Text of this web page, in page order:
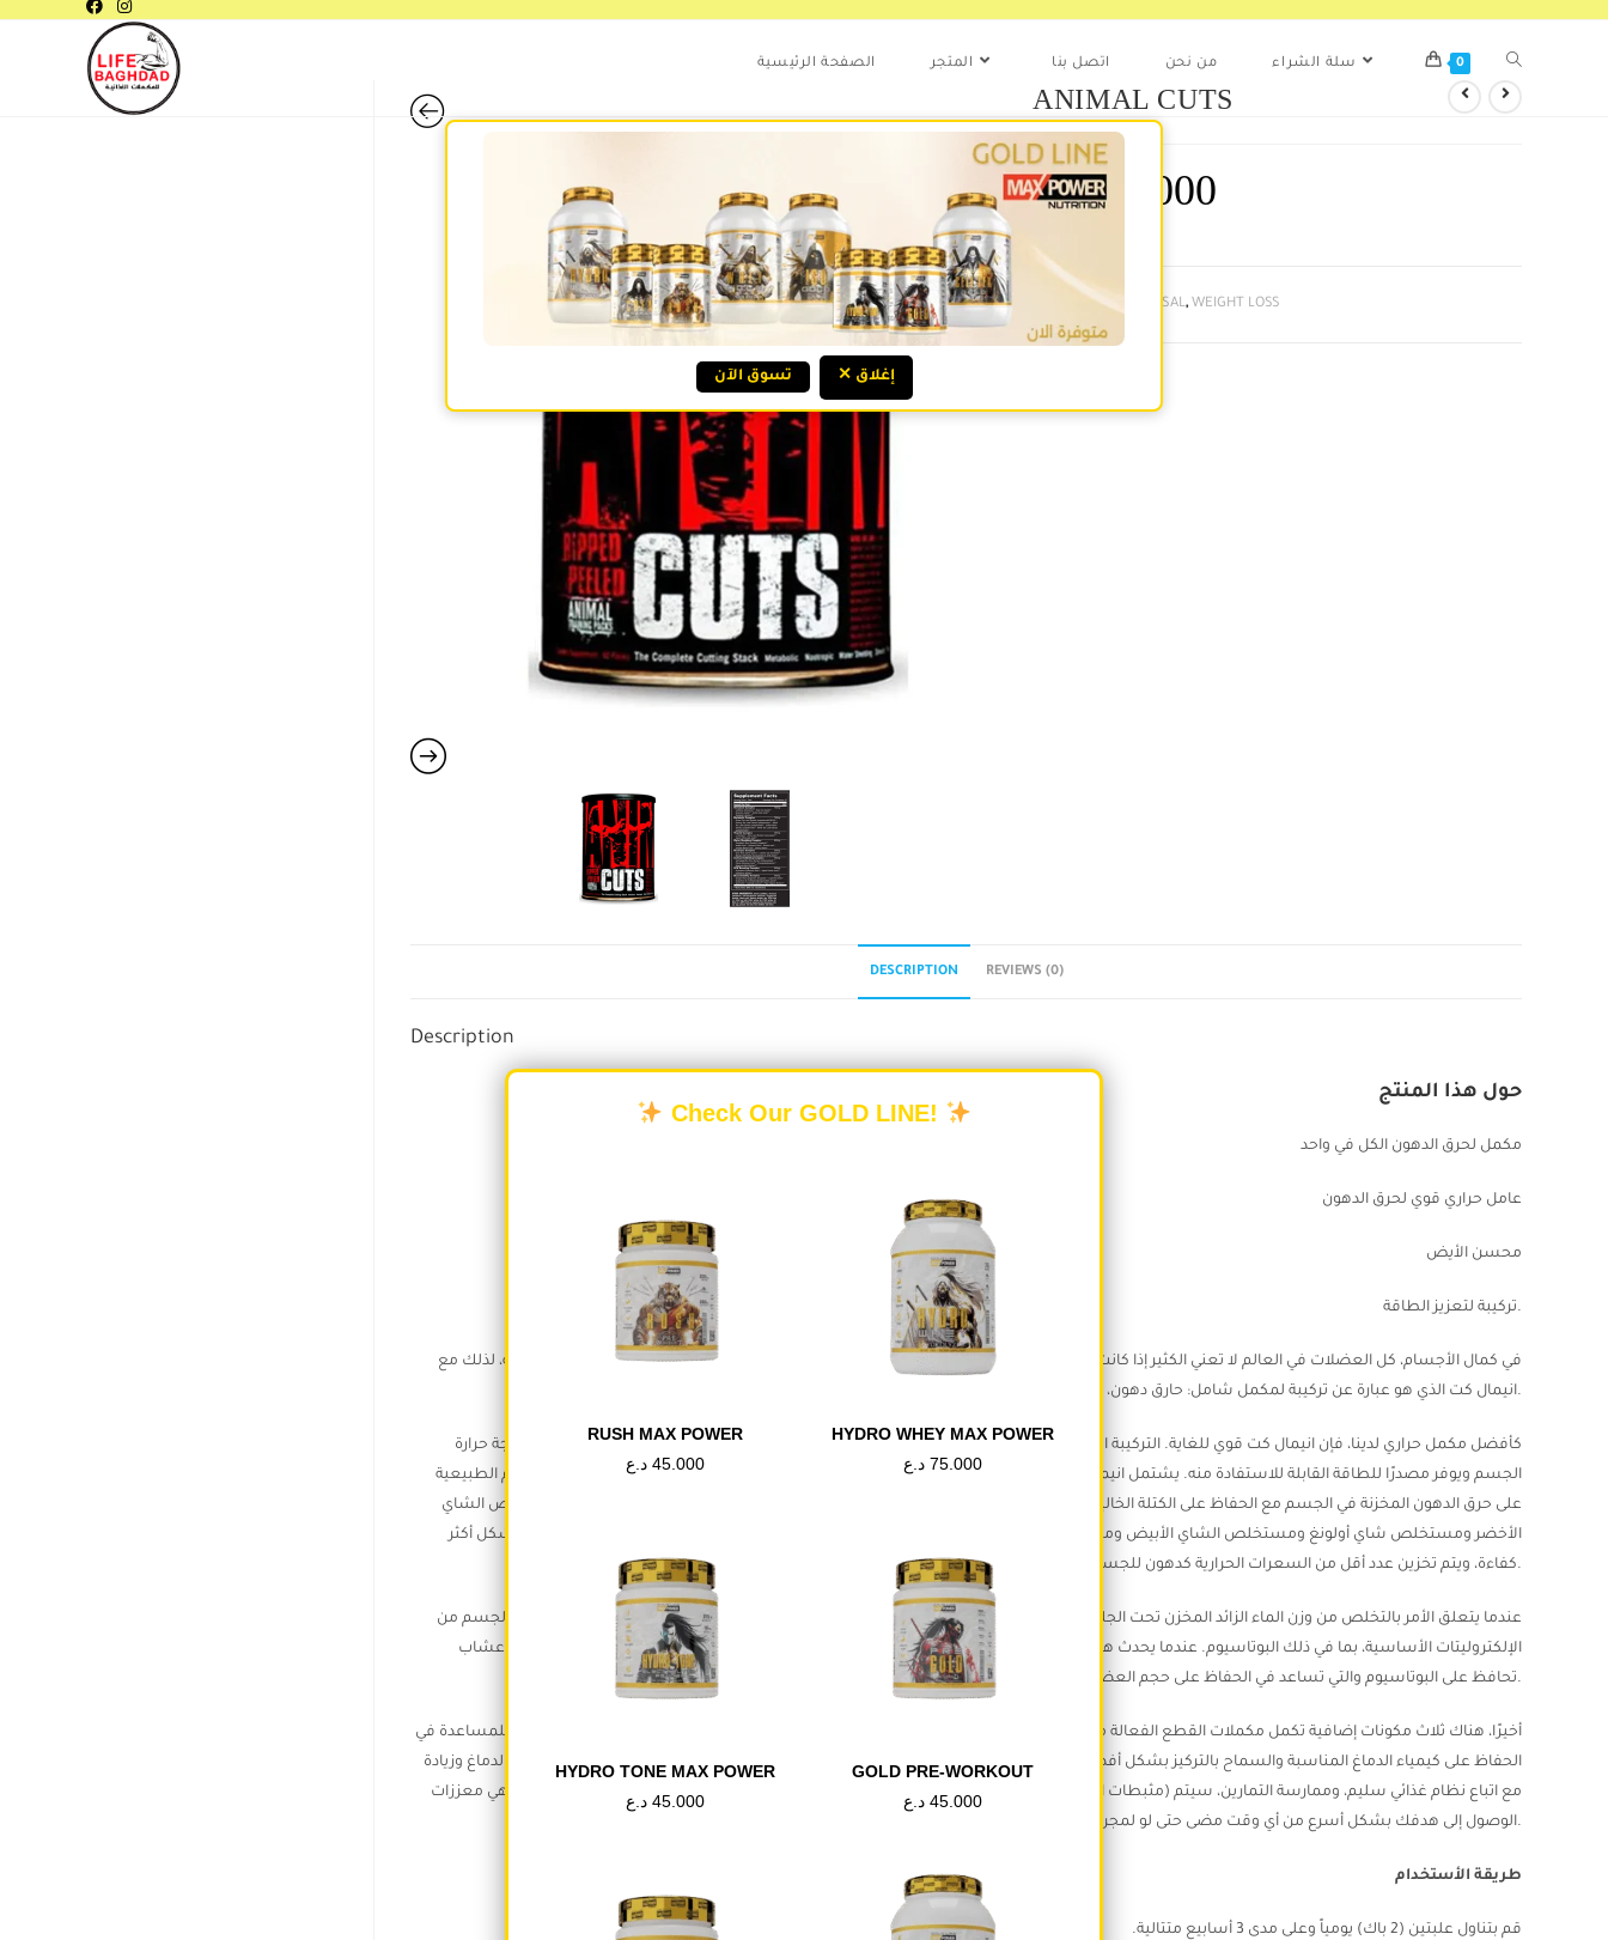
الصفحة الرئيسية المتجر اتصل بنا من نحن سلة الشراء 0
ANIMAL CUTS
65.000 د.ع
Categories: UNIVERSAL, WEIGHT LOSS
DESCRIPTION REVIEWS (0)
Description
حول هذا المنتج
مكمل لحرق الدهون الكل في واحد
عامل حراري قوي لحرق الدهون
محسن الأيض
تركيبة لتعزيز الطاقة.
في كمال الأجسام، كل العضلات في العالم لا تعني الكثير إذا كانت محاطة بطبقات من دهون الجسم حتى من خلال أثقل الأوزان وجلسات التمرين الأكثر كثافة، لذلك مع
انيمال كت الذي هو عبارة عن تركيبة لمكمل شامل: حارق دهون، زيادة التركيز، تعزيز الطاقة، المساعدة في بناء العضلات.
كأفضل مكمل حراري لدينا، فإن انيمال كت قوي للغاية. التركيبة الحرارية هوي “حرق” السعرات الحرارية من الدهون المخزنة في الجسم. وهذا بدوره يزيد من درجة حرارة
الجسم ويوفر مصدرًا للطاقة القابلة للاستفادة منه. يشتمل انيمال كت على مواقد قوية للدهون المولدة للحرارة والتي يمكن أن تساعد في تعزيز قدرة الجسم الطبيعية
على حرق الدهون المخزنة في الجسم مع الحفاظ على الكتلة الخالية من الدهون (العضلات)، وهو حارق الدهون في الجسم. تركيبة التمثيل الغذائي من مستخلص الشاي
الأخضر ومستخلص شاي أولونغ ومستخلص الشاي الأبيض ومستخلص الشاي الأسود، كل ذلك مغطى هنا. التمثيل الغذائي الأسرع يعادل حرق الدهون بشكل أكثر
كفاءة، ويتم تخزين عدد أقل من السعرات الحرارية كدهون للجسم.
عندما يتعلق الأمر بالتخلص من وزن الماء الزائد المخزن تحت الجلد فإن انيمال كت فعال للغاية. تكمن مشكلة معظم مدرات البول في أنها غالبًا ما تستنفد الجسم من
الإلكتروليتات الأساسية، بما في ذلك البوتاسيوم. عندما يحدث هذا، تفقد عضلاتك ضخها وحجمها. على عكس المكملات الأخرى، تحتوي انيما لكت أيضًا على أعشاب
تحافظ على البوتاسيوم والتي تساعد في الحفاظ على حجم العضلات.
أخيرًا، هناك ثلاث مكونات إضافية تكمل مكملات القطع الفعالة من انيمال كت، أولها تركيبة منشط الذهن يحتوي على مكونات مهمة لتعزيز الدماغ مصممة للمساعدة في
الحفاظ على كيمياء الدماغ المناسبة والسماح بالتركيز بشكل أفضل وزيادة اليقظة أثناء التمرين. فائدة أخرى من منشط الذهن هو زيادة إمداد الأكسجين إلى الدماغ وزيادة
إنتاج الناقل العصبي والأداء العصبي العضلي. المكونات الثانية من انيمال كت هي معززات CCK (مثبطات الشهية) مع اتباع نظام غذائي سليم، وممارسة التمارين، سيتم
الوصول إلى هدفك بشكل أسرع من أي وقت مضى حتى لو لمجرد المنافسة مع نفسك – والأهم من ذلك كله ، أن انيمال كت تدعمك.
طريقة الأستخدام
قم بتناول علبتين (2 باك)
يومياً وعلى مدى 3 أسابيع متتالية.
Check Our GOLD LINE!
RUSH MAX POWER
45.000 د.ع
HYDRO WHEY MAX POWER
75.000 د.ع
HYDRO TONE MAX POWER
45.000 د.ع
GOLD PRE-WORKOUT
45.000 د.ع
تسوق الآن ✕ إغلاق